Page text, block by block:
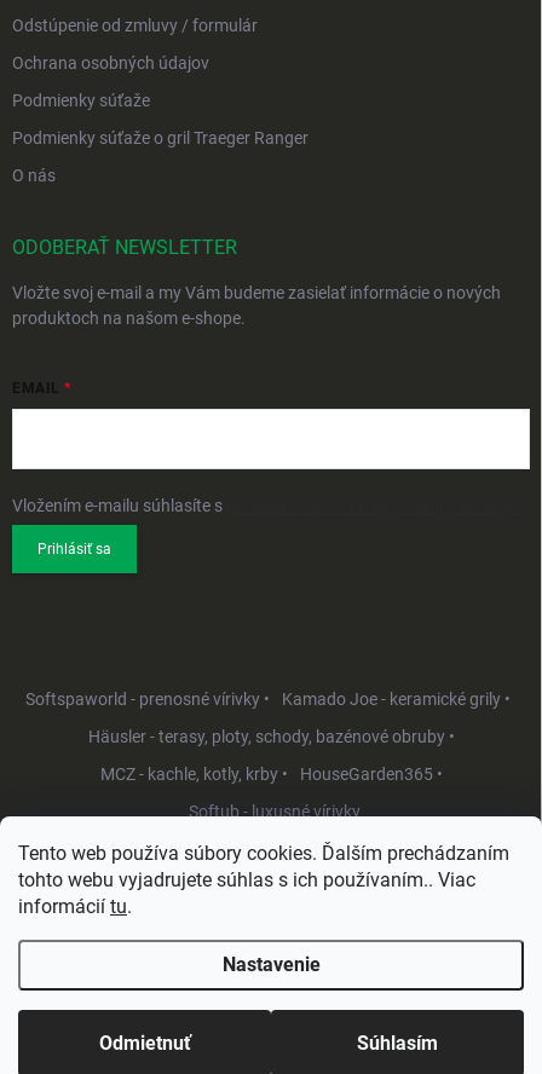
Tento web používa súbory cookies. Ďalším prechádzaním
tohto webu vyjadrujete súhlas s ich používaním.. Viac
informácií tu.
Nastavenie
Odmietnuť Súhlasím
Odstúpenie od zmluvy / formulár
Ochrana osobných údajov
Podmienky súťaže
Podmienky súťaže o gril Traeger Ranger
O nás
ODOBERAŤ NEWSLETTER
Vložte svoj e-mail a my Vám budeme zasielať informácie o nových
produktoch na našom e-shope.
EMAIL
Vložením e-mailu súhlasíte s
Prihlásiť sa
Softspaworld - prenosné vírivky •
Kamado Joe - keramické grily •
Häusler - terasy, ploty, schody, bazénové obruby •
MCZ - kachle, kotly, krby •
HouseGarden365 •
Softub - luxusné vírivky
Vytvoril Shoptet
Copyright 2026HouseGarden.sk. Všetky práva vyhradené.Upraviť